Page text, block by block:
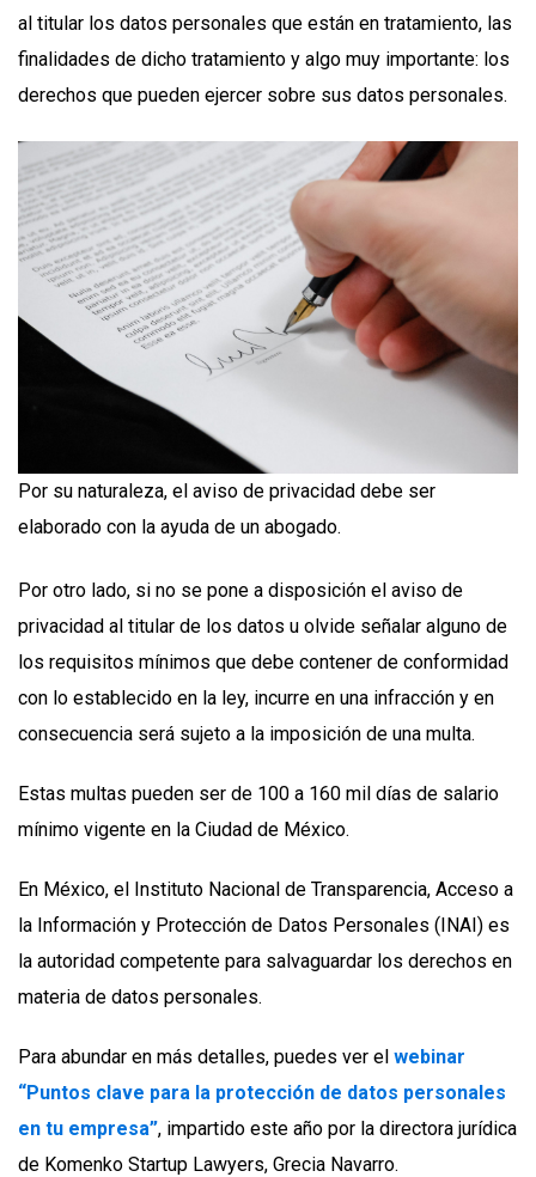
al titular los datos personales que están en tratamiento, las
finalidades de dicho tratamiento y algo muy importante: los
derechos que pueden ejercer sobre sus datos personales.
Por su naturaleza, el aviso de privacidad debe ser
elaborado con la ayuda de un abogado.
Por otro lado, si no se pone a disposición el aviso de
privacidad al titular de los datos u olvide señalar alguno de
los requisitos mínimos que debe contener de conformidad
con lo establecido en la ley, incurre en una infracción y en
consecuencia será sujeto a la imposición de una multa.
Estas multas pueden ser de 100 a 160 mil días de salario
mínimo vigente en la Ciudad de México.
En México, el Instituto Nacional de Transparencia, Acceso a
la Información y Protección de Datos Personales (INAI) es
la autoridad competente para salvaguardar los derechos en
materia de datos personales.
Para abundar en más detalles, puedes ver el webinar
“Puntos clave para la protección de datos personales
en tu empresa”, impartido este año por la directora jurídica
de Komenko Startup Lawyers, Grecia Navarro.